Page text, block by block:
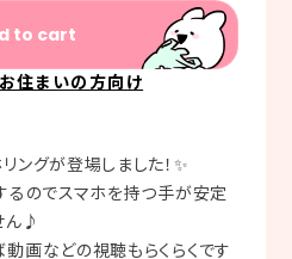
to cart
住まいの方向け
ングが登場しました！✨
るのでスマホを持つ手が安定
ん♪
画などの視聴もらくらくです